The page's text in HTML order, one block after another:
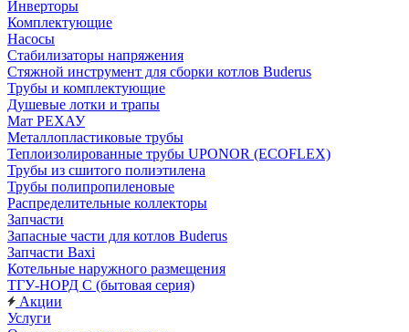
Инверторы
Комплектующие
Насосы
Стабилизаторы напряжения
Стяжной инструмент для сборки котлов Buderus
Трубы и комплектующие
Душевые лотки и трапы
Мат РЕХАУ
Металлопластиковые трубы
Теплоизолированные трубы UPONOR (ECOFLEX)
Трубы из сшитого полиэтилена
Трубы полипропиленовые
Распределительные коллекторы
Запчасти
Запасные части для котлов Buderus
Запчасти Baxi
Котельные наружного размещения
ТГУ-НОРД С (бытовая серия)
Акции
Услуги